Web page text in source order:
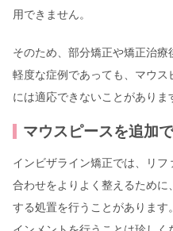
用できません。
そのため、部分矯正や矯正治
軽度な症例であっても、マウス
には適応できないことがありま
マウスピースを追加
インビザライン矯正では、リ
合わせをよりよく整えるため
する処置を行うことがありま